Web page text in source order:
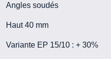
Angles soudés
Haut 40 mm
Variante EP 15/10 : + 30%